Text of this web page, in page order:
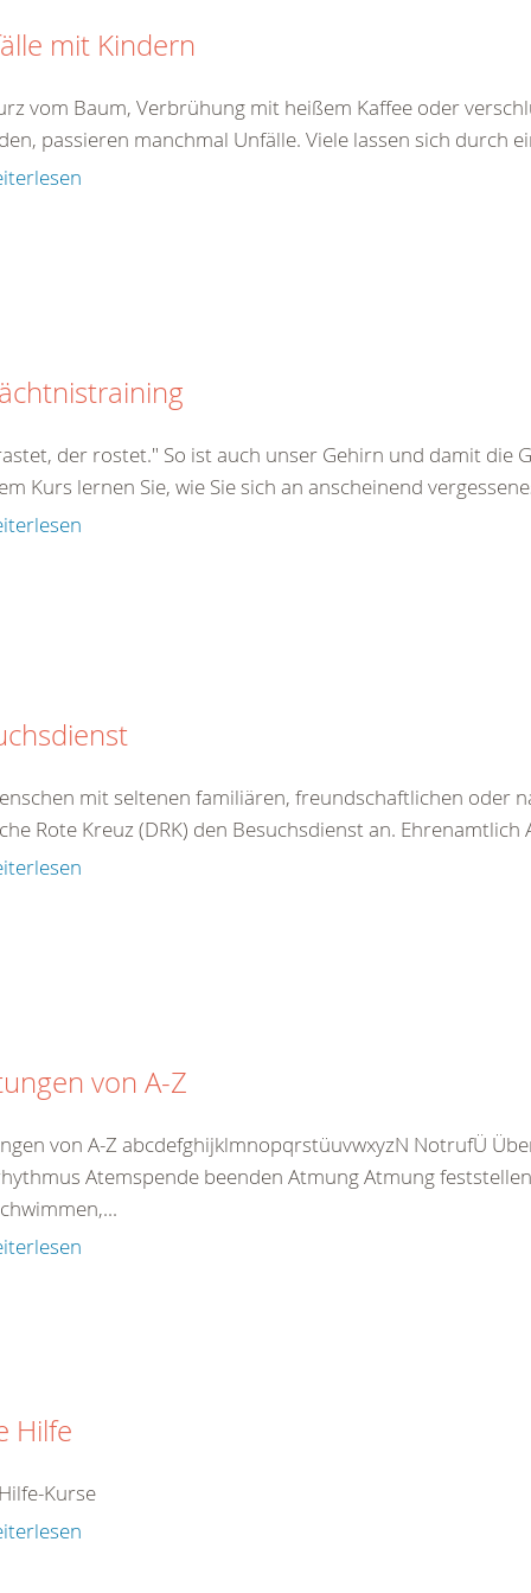
mit Kindern
vom Baum, Verbrühung mit heißem Kaffee oder
passieren manchmal Unfälle. Viele lassen sich durch
der rostet." So ist auch unser Gehirn und damit die
Kurs lernen Sie, wie Sie sich an anscheinend
mit seltenen familiären, freundschaftlichen oder
Rote Kreuz (DRK) den Besuchsdienst an.
von A-Z
von A-Z abcdefghijklmnopqrstüuvwxyzN NotrufÜ
Atemspende beenden Atmung Atmung
Hilfe
Kurse